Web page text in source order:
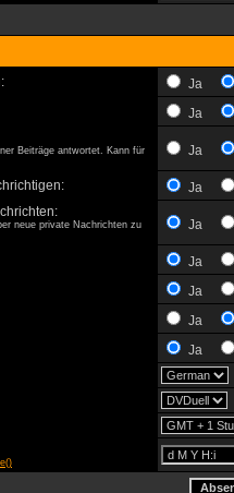
Ja
Ja
Beiträge antwortet. Kann für
Ja
Ja
neue private Nachrichten zu
Ja
Ja
Ja
Ja
Ja